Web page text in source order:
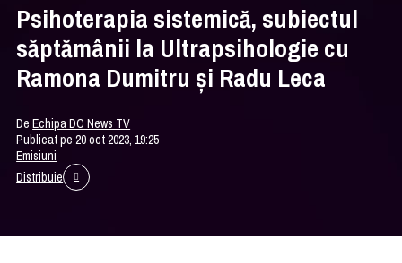
Psihoterapia sistemică, subiectul
săptămânii la Ultrapsihologie cu
Ramona Dumitru și Radu Leca
DeEchipa DC News TV
Publicat pe 20 oct 2023, 19:25
Emisiuni
Distribuie